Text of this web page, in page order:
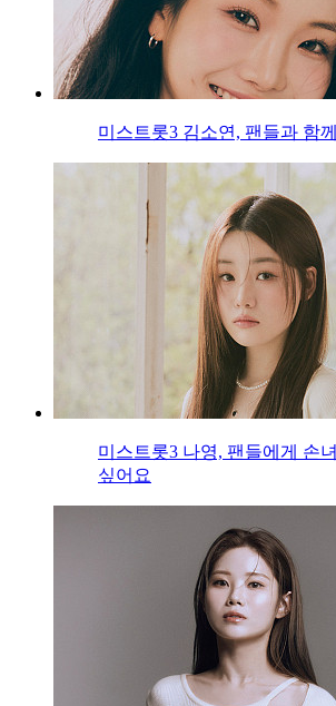
미스트롯3 김소연, 팬들과 함
미스트롯3 나영, 팬들에게 손
싶어요